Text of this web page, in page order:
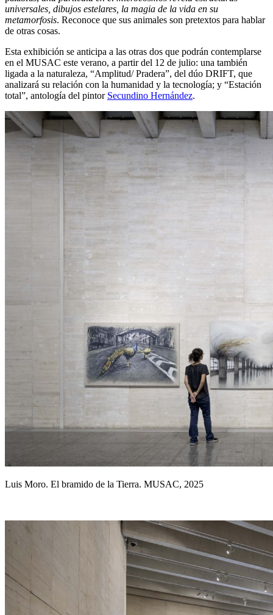
universales, dibujos estelares, la magia de la vida en su
metamorfosis. Reconoce que sus animales son pretextos para hablar
de otras cosas.
Esta exhibición se anticipa a las otras dos que podrán contemplarse
en el MUSAC este verano, a partir del 12 de julio: una también
ligada a la naturaleza, “Amplitud/ Pradera”, del dúo DRIFT, que
analizará su relación con la humanidad y la tecnología; y “Estación
total”, antología del pintor Secundino Hernández.
Luis Moro. El bramido de la Tierra. MUSAC, 2025